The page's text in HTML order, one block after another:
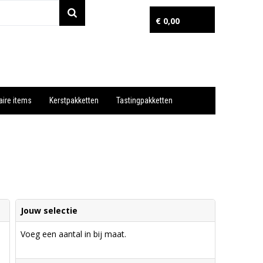
€ 0,00
items Kerstpakketten Tastingpakketten
Jouw selectie
Voeg een aantal in bij maat.